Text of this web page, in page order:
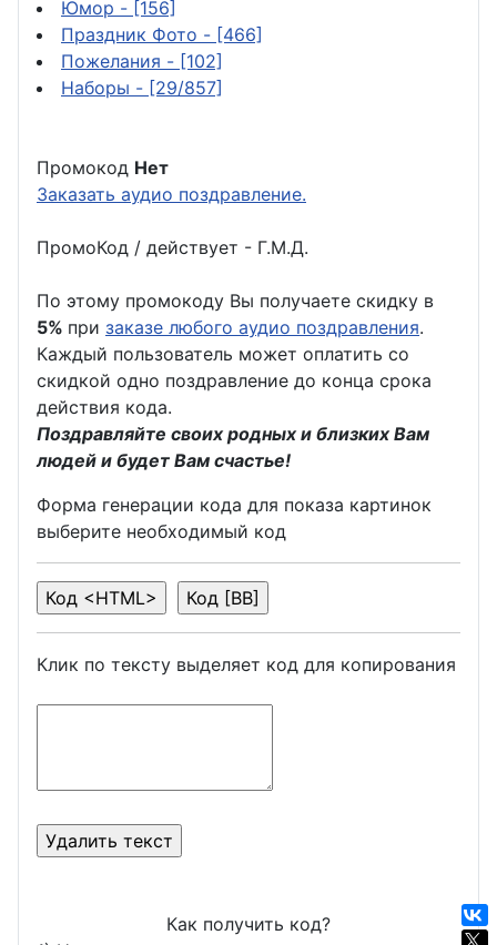
Юмор - [156]
Праздник Фото - [466]
Пожелания - [102]
Наборы - [29/857]
Промокод Нет
Заказать аудио поздравление.
ПромоКод / действует - Г.М.Д.
По этому промокоду Вы получаете скидку в
5% при заказе любого аудио поздравления.
Каждый пользователь может оплатить со
скидкой одно поздравление до конца срока
действия кода.
Поздравляйте своих родных и близких Вам
людей и будет Вам счастье!
Форма генерации кода для показа картинок
выберите необходимый код
Клик по тексту выделяет код для копирования
Как получить код?